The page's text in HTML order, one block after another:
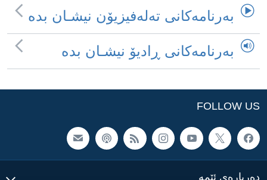
به‌رنامه‌کانی ته‌له‌فیزیۆن نیشـان بده‌
به‌رنامه‌کانی ڕادیۆ نیشـان بده‌
FOLLOW US
ده‌رباره‌ی ئێمه‌